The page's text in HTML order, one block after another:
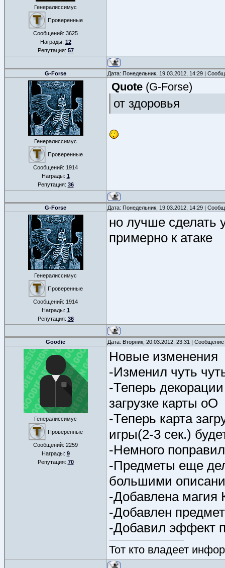
Генералиссимус
Проверенные
Сообщений: 3625
Награды: 12
Репутация: 57
G-Forse Дата: Понедельник, 19.03.2012, 14:29 |
Генералиссимус
Проверенные
Сообщений: 1914
Награды: 1
Репутация: 36
Quote (G-Forse)
от здоровья
G-Forse Дата: Понедельник, 19.03.2012, 14:29 |
Генералиссимус
Проверенные
Сообщений: 1914
Награды: 1
Репутация: 36
но лучше сделать
примерно к атаке
Goodie Дата: Вторник, 20.03.2012, 23:31 |
Генералиссимус
Проверенные
Сообщений: 2259
Награды: 9
Репутация: 70
Новые изменения
-Изменил чуть
-Теперь
загрузке карты оО
-Теперь карта
игры(2-3 сек.)
-Немного
-Предметы еще
большими
-Добавлена магия
-Добавлен
-Добавил эффект
Тот кто владеет